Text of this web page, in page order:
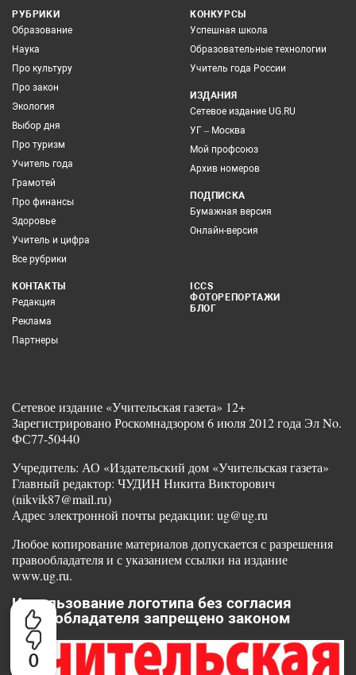
0
РУБРИКИ
Образование
Наука
Про культуру
Про закон
Экология
Выбор дня
Про туризм
Учитель года
Грамотей
Про финансы
Здоровье
Учитель и цифра
Все рубрики
КОНКУРСЫ
Успешная школа
Образовательные технологии
Учитель года России
ИЗДАНИЯ
Сетевое издание UG.RU
УГ – Москва
Мой профсоюз
Архив номеров
ПОДПИСКА
Бумажная версия
Онлайн-версия
КОНТАКТЫ
Редакция
Реклама
Партнеры
ICCS
ФОТОРЕПОРТАЖИ
БЛОГ
Сетевое издание «Учительская газета» 12+
Зарегистрировано Роскомнадзором 6 июля 2012 года Эл No.
ФС77-50440
Учредитель: АО «Издательский дом «Учительская газета»
Главный редактор: ЧУДИН Никита Викторович
(nikvik87@mail.ru)
Адрес электронной почты редакции: ug@ug.ru
Любое копирование материалов допускается с разрешения
правообладателя и с указанием ссылки на издание
www.ug.ru.
Использование логотипа без согласия
правообладателя запрещено законом